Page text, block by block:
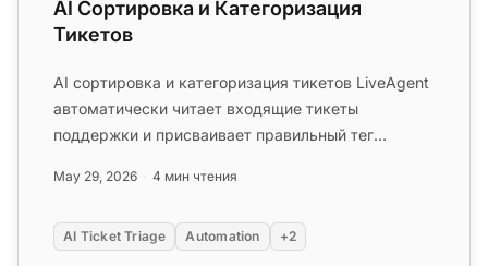
AI Сортировка и Категоризация
Тикетов
AI сортировка и категоризация тикетов LiveAgent
автоматически читает входящие тикеты
поддержки и присваивает правильный тег
May 29, 2026 4 мин чтения
AI Ticket Triage Automation +2